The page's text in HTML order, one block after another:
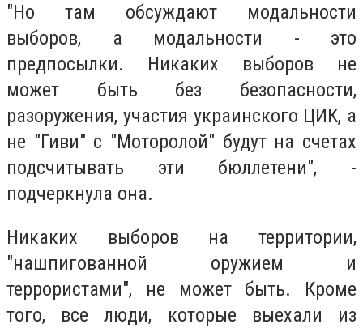
"Но там обсуждают модальности
выборов, а модальности - это
предпосылки. Никаких выборов не
может быть без безопасности,
разоружения, участия украинского ЦИК, а
не "Гиви" с "Моторолой" будут на счетах
подсчитывать эти бюллетени", -
подчеркнула она.
Никаких выборов на территории,
"нашпигованной оружием и
террористами", не может быть. Кроме
того, все люди, которые выехали из